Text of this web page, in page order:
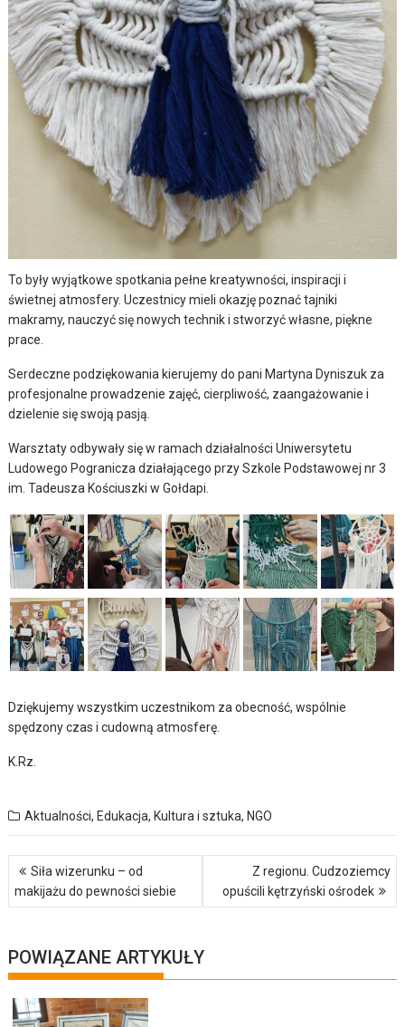
To były wyjątkowe spotkania pełne kreatywności, inspiracji i
świetnej atmosfery. Uczestnicy mieli okazję poznać tajniki
makramy, nauczyć się nowych technik i stworzyć własne, piękne
prace.
Serdeczne podziękowania kierujemy do pani Martyna Dyniszuk za
profesjonalne prowadzenie zajęć, cierpliwość, zaangażowanie i
dzielenie się swoją pasją.
Warsztaty odbywały się w ramach działalności Uniwersytetu
Ludowego Pogranicza działającego przy Szkole Podstawowej nr 3
im. Tadeusza Kościuszki w Gołdapi.
Dziękujemy wszystkim uczestnikom za obecność, wspólnie
spędzony czas i cudowną atmosferę.
K.Rz.
Aktualności, Edukacja, Kultura i sztuka, NGO
Nawigacja
wpisu
Siła wizerunku – od
makijażu do pewności siebie
Z regionu. Cudzoziemcy
opuścili kętrzyński ośrodek
POWIĄZANE ARTYKUŁY